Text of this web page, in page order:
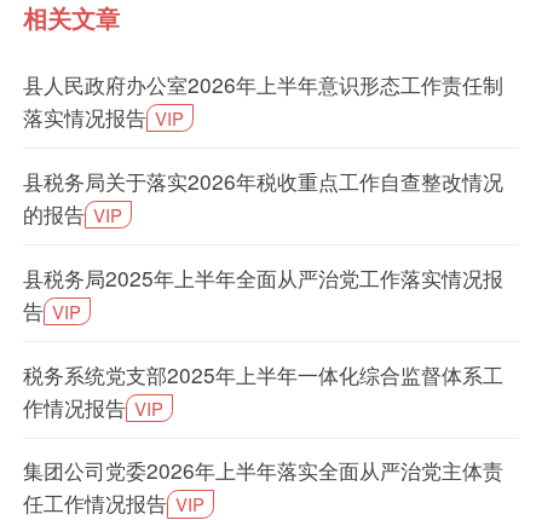
相关文章
县人民政府办公室2026年上半年意识形态工作责任制
落实情况报告 VIP
县税务局关于落实2026年税收重点工作自查整改情况
的报告 VIP
县税务局2025年上半年全面从严治党工作落实情况报
告 VIP
税务系统党支部2025年上半年一体化综合监督体系工
作情况报告 VIP
集团公司党委2026年上半年落实全面从严治党主体责
任工作情况报告 VIP